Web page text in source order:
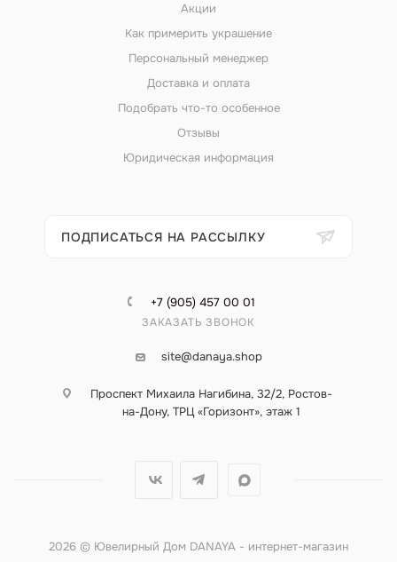
Акции
Как примерить украшение
Персональный менеджер
Доставка и оплата
Подобрать что-то особенное
Отзывы
Юридическая информация
ПОДПИСАТЬСЯ НА РАССЫЛКУ
+7 (905) 457 00 01
ЗАКАЗАТЬ ЗВОНОК
site@danaya.shop
Проспект Михаила Нагибина, 32/2, Ростов-
на-Дону, ТРЦ «Горизонт», этаж 1
2026 © Ювелирный Дом DANAYA - интернет-магазин